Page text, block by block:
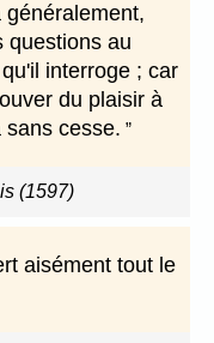
questions au
interroge ; car
du plaisir à
sans cesse.
(1597)
aisément tout le